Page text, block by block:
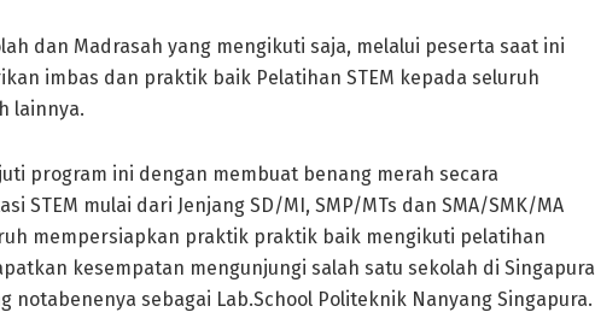
dan Madrasah yang mengikuti saja, melalui peserta saat ini
imbas dan praktik baik Pelatihan STEM kepada seluruh
lainnya.
program ini dengan membuat benang merah secara
STEM mulai dari Jenjang SD/MI, SMP/MTs dan SMA/SMK/MA
mempersiapkan praktik praktik baik mengikuti pelatihan
kesempatan mengunjungi salah satu sekolah di Singapura
notabenenya sebagai Lab.School Politeknik Nanyang Singapura.